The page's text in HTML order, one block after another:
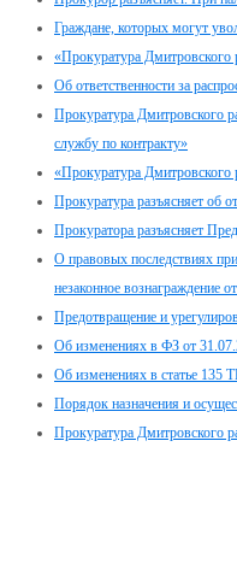
Граждане, которых могут
«Прокуратура Дмитровского
Об ответственности за
Прокуратура Дмитровского
службу по контракту»
«Прокуратура Дмитровского
Прокуратура разъясняет об
Прокуратора разъясняет
О правовых последствиях
незаконное вознаграждение
Предотвращение и
Об изменениях в ФЗ от
Об изменениях в статье 135
Порядок назначения и
Прокуратура Дмитровского